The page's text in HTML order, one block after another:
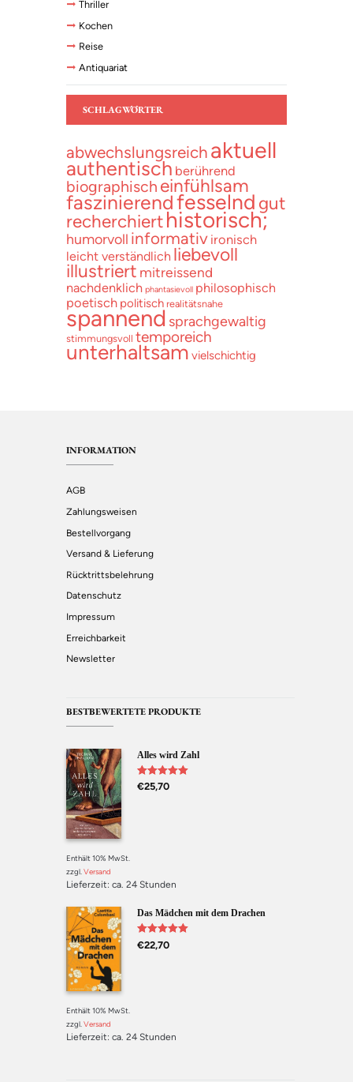
Thriller
Kochen
Reise
Antiquariat
SCHLAGWÖRTER
abwechslungsreich aktuell
authentisch berührend
biographisch einfühlsam
faszinierendfesselnd gut
recherchierthistorisch;
humorvoll informativ ironisch
leicht verständlich liebevoll
illustriert mitreissend
nachdenklich phantasievoll philosophisch
poetisch politisch realitätsnahe
spannend sprachgewaltig
stimmungsvoll temporeich
unterhaltsam vielschichtig
INFORMATION
AGB
Zahlungsweisen
Bestellvorgang
Versand & Lieferung
Rücktrittsbelehrung
Datenschutz
Impressum
Erreichbarkeit
Newsletter
BESTBEWERTETE PRODUKTE
Alles wird Zahl
Bewertet mit
5.00 von 5
€25,70
Enthält 10% MwSt.
zzgl. Versand
Lieferzeit: ca. 24 Stunden
Das Mädchen mit dem Drachen
Bewertet mit
5.00von 5
€22,70
Enthält 10% MwSt.
zzgl. Versand
Lieferzeit: ca. 24 Stunden